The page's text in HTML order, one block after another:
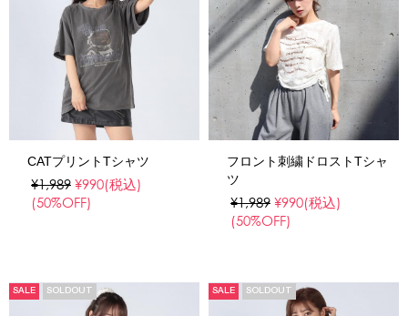
CATプリントTシャツ
¥1,989 ¥990(税込)
(50%OFF)
フロント刺繍ドロストTシャ
ツ
¥1,989 ¥990(税込)
(50%OFF)
SALE SOLDOUT SALE SOLDOUT